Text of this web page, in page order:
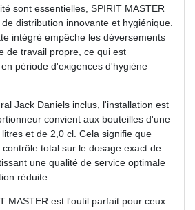
sont essentielles, SPIRIT MASTER
distribution innovante et hygiénique.
intégré empêche les déversements
de travail propre, ce qui est
période d'exigences d'hygiène
Jack Daniels inclus, l'installation est
convient aux bouteilles d'une
et de 2,0 cl. Cela signifie que
total sur le dosage exact de
une qualité de service optimale
réduite.
MASTER est l'outil parfait pour ceux